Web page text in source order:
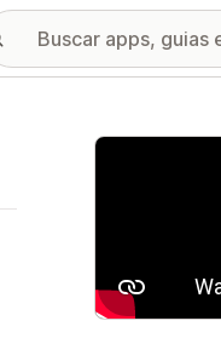
Galeria de